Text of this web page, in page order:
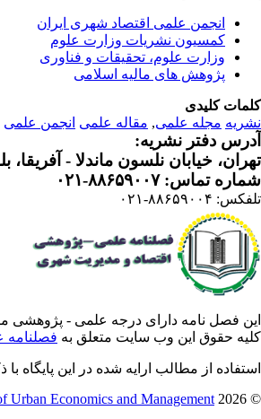
انجمن علمی اقتصاد شهری ایران
کمسیون نشریات وزارت علوم
وزارت علوم، تحقیقات و فناوری
پژوهش های مالیه اسلامی
کلمات کلیدی
نشریه مجله علمی, مقاله علمی انجمن علمی
آدرس دفتر نشریه:
تهران، خیابان نلسون ماندلا - آفریقا،
شماره تماس: ۸۸۶۵۹۰۰۷-۰۲۱
تلفکس: ۸۸۶۵۹۰۰۴-۰۲۱
این فصل نامه دارای درجه علمی - پژوهشی مصوب به شماره مجوز ۳/۵۷۸۸۱۰
کلیه حقوق این وب سایت متعلق به فصلنامه
استفاده از مطالب ارایه شده در این پایگاه
© 2026 CC BY-NC 4.0 |
Urban Economics and Management